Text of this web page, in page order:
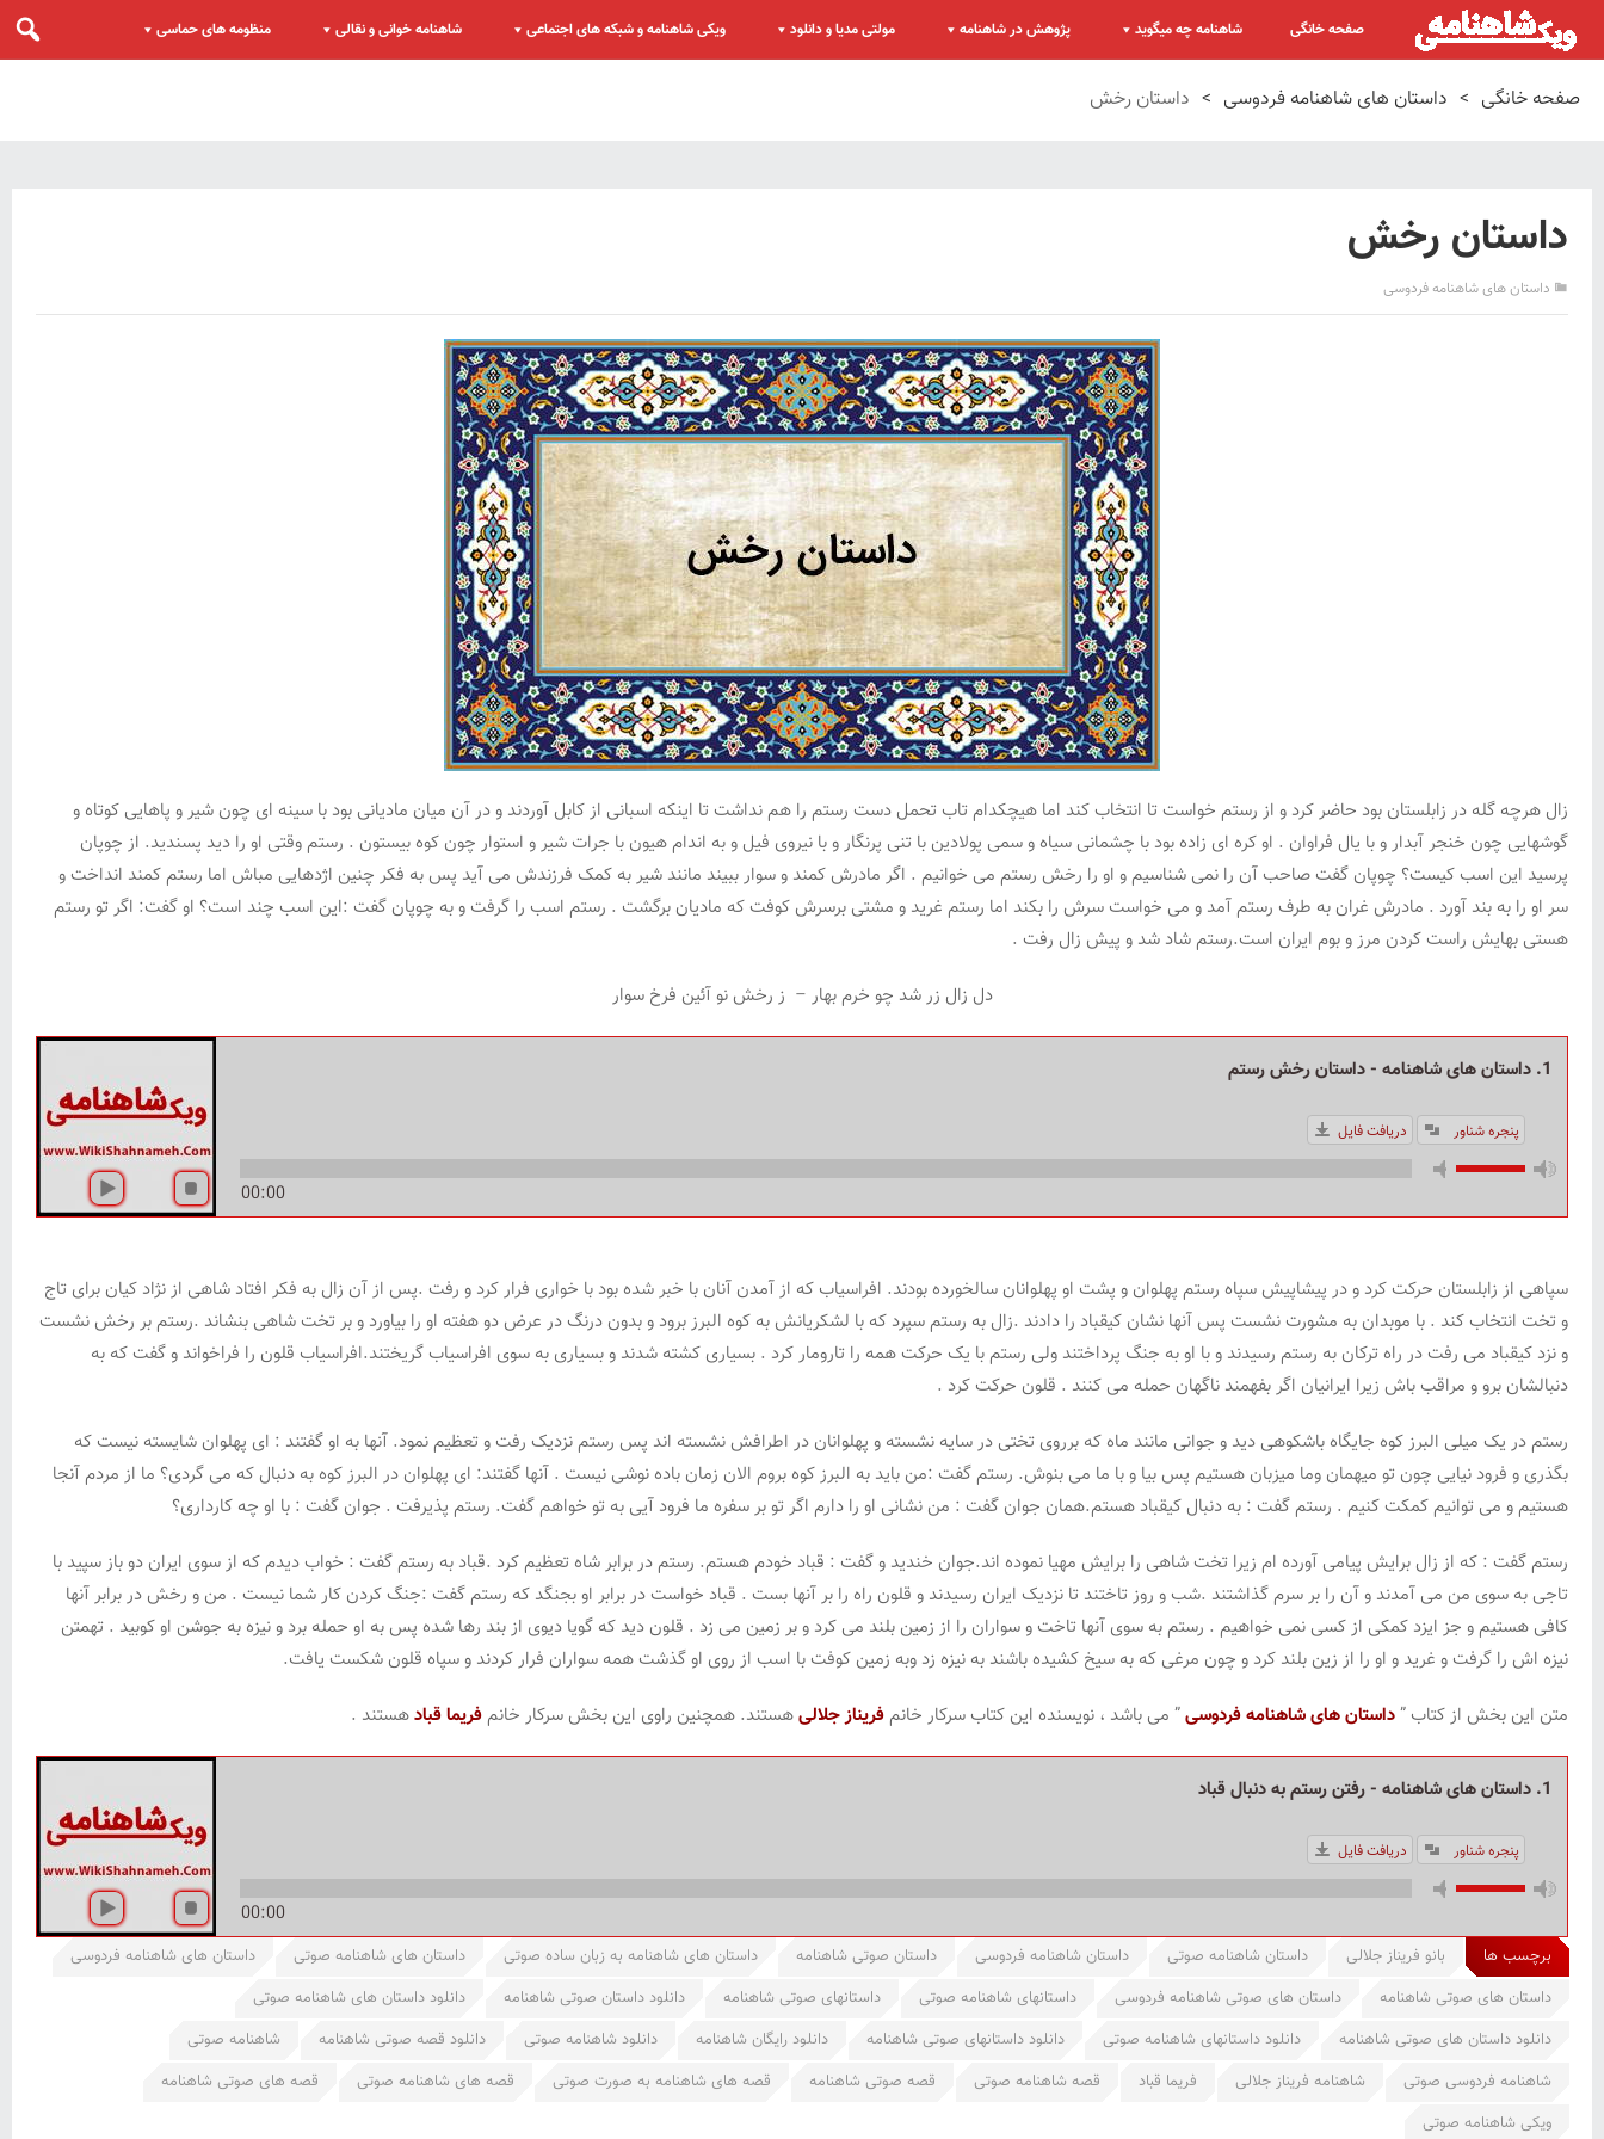
صفحه خانگی شاهنامه چه میگوید پژوهش در شاهنامه مولتی مدیا و دانلود ویکی شاهنامه و شبکه های اجتماعی شاهنامه خوانی و نقالی منظومه های حماسی
صفحه خانگی > داستان های شاهنامه فردوسی > داستان رخش
داستان رخش
داستان های شاهنامه فردوسی
زال هرچه گله در زابلستان بود حاضر کرد و از رستم خواست تا انتخاب کند اما هیچکدام تاب تحمل دست رستم را هم نداشت تا اینکه اسبانی از کابل آوردند و در آن میان مادیانی بود با سینه ای چون شیر و پاهایی کوتاه و
گوشهایی چون خنجر آبدار و با یال فراوان . او کره ای زاده بود با چشمانی سیاه و سمی پولادین با تنی پرنگار و با نیروی فیل و به اندام هیون با جرات شیر و استوار چون کوه بیستون . رستم وقتی او را دید پسندید. از چوپان
پرسید این اسب کیست؟ چوپان گفت صاحب آن را نمی شناسیم و او را رخش رستم می خوانیم . اگر مادرش کمند و سوار ببیند مانند شیر به کمک فرزندش می آید پس به فکر چنین اژدهایی مباش اما رستم کمند انداخت و
سر او را به بند آورد . مادرش غران به طرف رستم آمد و می خواست سرش را بکند اما رستم غرید و مشتی برسرش کوفت که مادیان برگشت . رستم اسب را گرفت و به چوپان گفت :این اسب چند است؟ او گفت: اگر تو رستم
هستی بهایش راست کردن مرز و بوم ایران است.رستم شاد شد و پیش زال رفت .
دل زال زر شد چو خرم بهار – ز رخش نو آئین فرخ سوار
1. داستان های شاهنامه - داستان رخش رستم
00:00
پنجره شناور دریافت فایل
سپاهی از زابلستان حرکت کرد و در پیشاپیش سپاه رستم پهلوان و پشت او پهلوانان سالخورده بودند. افراسیاب که از آمدن آنان با خبر شده بود با خواری فرار کرد و رفت .پس از آن زال به فکر افتاد شاهی از نژاد کیان برای تاج
و تخت انتخاب کند . با موبدان به مشورت نشست پس آنها نشان کیقباد را دادند .زال به رستم سپرد که با لشکریانش به کوه البرز برود و بدون درنگ در عرض دو هفته او را بیاورد و بر تخت شاهی بنشاند .رستم بر رخش نشست
و نزد کیقباد می رفت در راه ترکان به رستم رسیدند و با او به جنگ پرداختند ولی رستم با یک حرکت همه را تارومار کرد . بسیاری کشته شدند و بسیاری به سوی افراسیاب گریختند.افراسیاب قلون را فراخواند و گفت که به
دنبالشان برو و مراقب باش زیرا ایرانیان اگر بفهمند ناگهان حمله می کنند . قلون حرکت کرد .
رستم در یک میلی البرز کوه جایگاه باشکوهی دید و جوانی مانند ماه که برروی تختی در سایه نشسته و پهلوانان در اطرافش نشسته اند پس رستم نزدیک رفت و تعظیم نمود. آنها به او گفتند : ای پهلوان شایسته نیست که
بگذری و فرود نیایی چون تو میهمان وما میزبان هستیم پس بیا و با ما می بنوش. رستم گفت :من باید به البرز کوه بروم الان زمان باده نوشی نیست . آنها گفتند: ای پهلوان در البرز کوه به دنبال که می گردی؟ ما از مردم آنجا
هستیم و می توانیم کمکت کنیم . رستم گفت : به دنبال کیقباد هستم.همان جوان گفت : من نشانی او را دارم اگر تو بر سفره ما فرود آیی به تو خواهم گفت. رستم پذیرفت . جوان گفت : با او چه کارداری؟
رستم گفت : که از زال برایش پیامی آورده ام زیرا تخت شاهی را برایش مهیا نموده اند.جوان خندید و گفت : قباد خودم هستم. رستم در برابر شاه تعظیم کرد .قباد به رستم گفت : خواب دیدم که از سوی ایران دو باز سپید با
تاجی به سوی من می آمدند و آن را بر سرم گذاشتند .شب و روز تاختند تا نزدیک ایران رسیدند و قلون راه را بر آنها بست . قباد خواست در برابر او بجنگد که رستم گفت :جنگ کردن کار شما نیست . من و رخش در برابر آنها
کافی هستیم و جز ایزد کمکی از کسی نمی خواهیم . رستم به سوی آنها تاخت و سواران را از زمین بلند می کرد و بر زمین می زد . قلون دید که گویا دیوی از بند رها شده پس به او حمله برد و نیزه به جوشن او کوبید . تهمتن
نیزه اش را گرفت و غرید و او را از زین بلند کرد و چون مرغی که به سیخ کشیده باشند به نیزه زد وبه زمین کوفت با اسب از روی او گذشت همه سواران فرار کردند و سپاه قلون شکست یافت.
متن این بخش از کتاب ”داستان های شاهنامه فردوسی” می باشد ، نویسنده این کتاب سرکار خانمفریناز جلالیهستند. همچنین راوی این بخش سرکار خانمفریما قبادهستند .
1. داستان های شاهنامه - رفتن رستم به دنبال قباد
00:00
پنجره شناور دریافت فایل
برچسب ها بانو فریناز جلالی داستان شاهنامه صوتی داستان شاهنامه فردوسی داستان صوتی شاهنامه داستان های شاهنامه به زبان ساده صوتی داستان های شاهنامه صوتی
داستان های شاهنامه فردوسی
داستان های صوتی شاهنامه
داستان های صوتی شاهنامه فردوسی داستانهای شاهنامه صوتی داستانهای صوتی شاهنامه دانلود داستان صوتی شاهنامه
دانلود داستان های شاهنامه صوتی
دانلود داستان های صوتی شاهنامه
دانلود داستانهای شاهنامه صوتی دانلود داستانهای صوتی شاهنامه دانلود رایگان شاهنامه دانلود شاهنامه صوتی دانلود قصه صوتی شاهنامه
شاهنامه صوتی
شاهنامه فردوسی صوتی
شاهنامه فریناز جلالی فریما قباد قصه شاهنامه صوتی قصه صوتی شاهنامه قصه های شاهنامه به صورت صوتی قصه های شاهنامه صوتی
قصه های صوتی شاهنامه
ویکی شاهنامه صوتی